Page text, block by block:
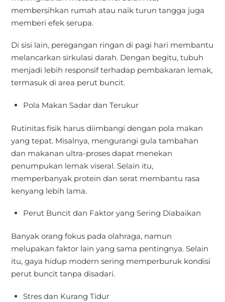
membersihkan rumah atau naik turun tangga juga
memberi efek serupa.
Di sisi lain, peregangan ringan di pagi hari membantu
melancarkan sirkulasi darah. Dengan begitu, tubuh
menjadi lebih responsif terhadap pembakaran lemak,
termasuk di area perut buncit.
Pola Makan Sadar dan Terukur
Rutinitas fisik harus diimbangi dengan pola makan
yang tepat. Misalnya, mengurangi gula tambahan
dan makanan ultra-proses dapat menekan
penumpukan lemak viseral. Selain itu,
memperbanyak protein dan serat membantu rasa
kenyang lebih lama.
Perut Buncit dan Faktor yang Sering Diabaikan
Banyak orang fokus pada olahraga, namun
melupakan faktor lain yang sama pentingnya. Selain
itu, gaya hidup modern sering memperburuk kondisi
perut buncit tanpa disadari.
Stres dan Kurang Tidur